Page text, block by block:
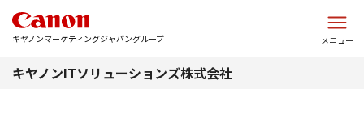
キヤノンマーケティングジャパングループ メニュー
キヤノンITソリューションズ株式会社